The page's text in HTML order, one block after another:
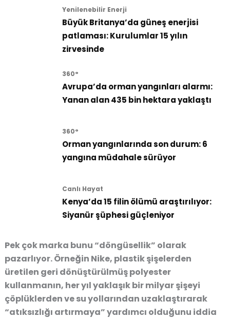
Yenilenebilir Enerji
Büyük Britanya’da güneş enerjisi
patlaması: Kurulumlar 15 yılın
zirvesinde
360°
Avrupa’da orman yangınları alarmı:
Yanan alan 435 bin hektara yaklaştı
360°
Orman yangınlarında son durum: 6
yangına müdahale sürüyor
Canlı Hayat
Kenya’da 15 filin ölümü araştırılıyor:
Siyanür şüphesi güçleniyor
Pek çok marka bunu “döngüsellik” olarak
pazarlıyor. Örneğin Nike, plastik şişelerden
üretilen geri dönüştürülmüş polyester
kullanmanın, her yıl yaklaşık bir milyar şişeyi
çöplüklerden ve su yollarından uzaklaştırarak
“atıksızlığı artırmaya” yardımcı olduğunu iddia